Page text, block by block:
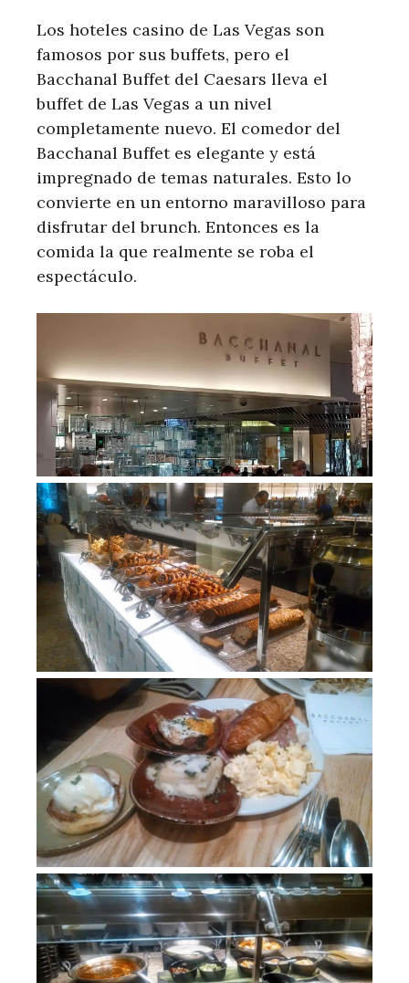
Los hoteles casino de Las Vegas son
famosos por sus buffets, pero el
Bacchanal Buffet del Caesars lleva el
buffet de Las Vegas a un nivel
completamente nuevo. El comedor del
Bacchanal Buffet es elegante y está
impregnado de temas naturales. Esto lo
convierte en un entorno maravilloso para
disfrutar del brunch. Entonces es la
comida la que realmente se roba el
espectáculo.